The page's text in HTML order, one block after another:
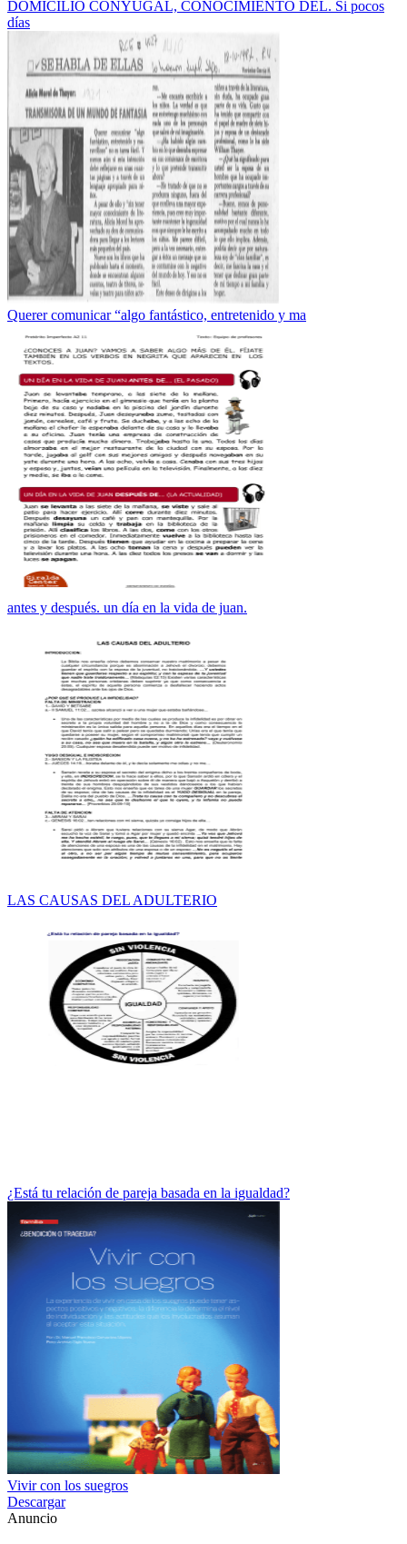
DOMICILIO CONYUGAL, CONOCIMIENTO DEL. Si pocos
días
Querer comunicar “algo fantástico, entretenido y ma
antes y después. un día en la vida de juan.
LAS CAUSAS DEL ADULTERIO
¿Está tu relación de pareja basada en la igualdad?
Vivir con los suegros
Descargar
Anuncio